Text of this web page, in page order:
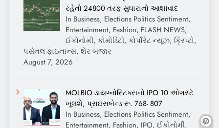
રહેતો 24800 તરફ સુધારાનો આશાવાદ
In Business, Elections Politics Sentiment,
Entertainment, Fashion, FLASH NEWS,
ઈકોનોમી, કોમોડિટી, કોર્પોરેટ ન્યૂઝ, ક્રિપ્ટો,
પર્સનલ ફાઇનાન્સ, શેર બજાર
August 7, 2026
MOLBIO ડાયગ્નોસ્ટિક્સનો IPO 10 ઓગસ્ટે
ખૂલશે, પ્રાઇસબેન્ડ રૂ. 768- 807
In Business, Elections Politics Sentiment,
Entertainment, Fashion, IPO, ઈકોનોમી,